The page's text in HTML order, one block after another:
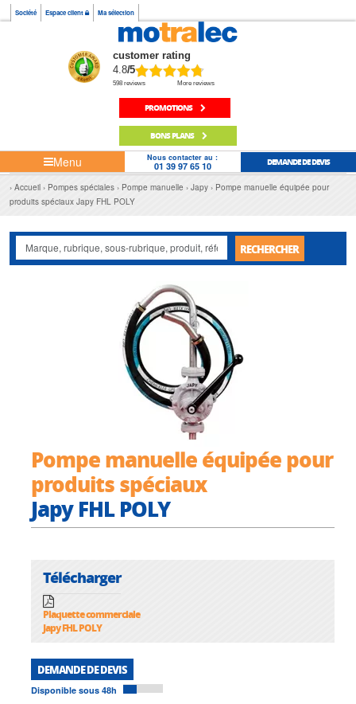
Société Espace client Ma sélection
customer rating
4.8/5
598 reviews More reviews
PROMOTIONS
BONS PLANS
Menu Nous contacter au :
01 39 97 65 10 DEMANDE DE DEVIS
Accueil Pompes spéciales Pompe manuelle Japy
Pompe manuelle équipée pour
produits spéciaux Japy FHL POLY
RECHERCHER
Pompe manuelle équipée pour
produits spéciaux
Japy FHL POLY
Télécharger
Plaquette commerciale
Japy FHL POLY
DEMANDE DE DEVIS
Disponible sous 48h